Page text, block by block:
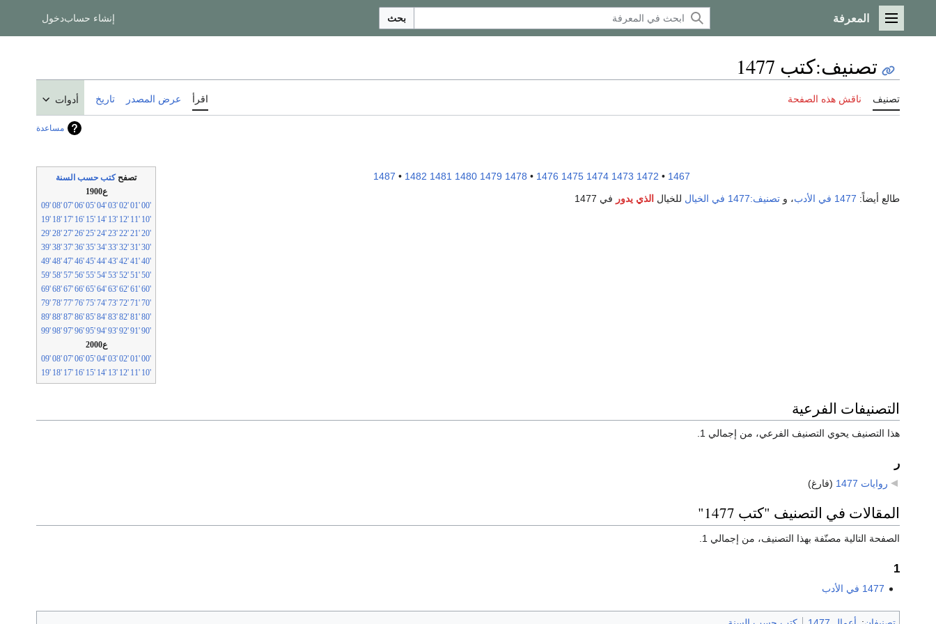
القائمة الرئيسية
المعرفة بحث إنشاء حسابدخول
تصنيف:كتب 1477
تصنيف ناقش هذه الصفحة اقرأ عرض المصدر تاريخ أدوات
مساعدة
تصفحكتب حسب السنة
ع1900
'00
'01
'02
'03
'04
'05
'06
'07
'08
'09
'10
'11
'12
'13
'14
'15
'16
'17
'18
'19
'20
'21
'22
'23
'24
'25
'26
'27
'28
'29
'30
'31
'32
'33
'34
'35
'36
'37
'38
'39
'40
'41
'42
'43
'44
'45
'46
'47
'48
'49
'50
'51
'52
'53
'54
'55
'56
'57
'58
'59
'60
'61
'62
'63
'64
'65
'66
'67
'68
'69
'70
'71
'72
'73
'74
'75
'76
'77
'78
'79
'80
'81
'82
'83
'84
'85
'86
'87
'88
'89
'90
'91
'92
'93
'94
'95
'96
'97
'98
'99
ع2000
'00
'01
'02
'03
'04
'05
'06
'07
'08
'09
'10
'11
'12
'13
'14
'15
'16
'17
'18
'19
1467
•
1472
1473
1474
1475
1476
•
1478
1479
1480
1481
1482
•
1487
طالع أيضاً: 1477 في الأدب ، و تصنيف:1477 في الخيال للخيال الذي يدور في 1477
التصنيفات الفرعية
هذا التصنيف يحوي التصنيف الفرعي، من إجمالي 1.
ر
روايات 1477 (فارغ)
المقالات في التصنيف "كتب 1477"
الصفحة التالية مصنّفة بهذا التصنيف، من إجمالي 1.
1
1477 في الأدب